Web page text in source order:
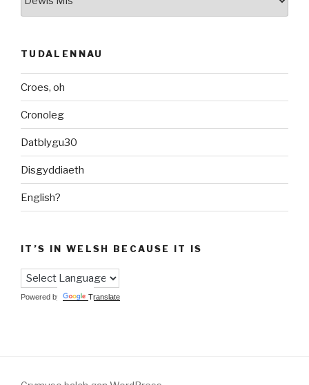
TUDALENNAU
Croes, oh
Cronoleg
Datblygu30
Disgyddiaeth
English?
IT’S IN WELSH BECAUSE IT IS
Powered by Translate